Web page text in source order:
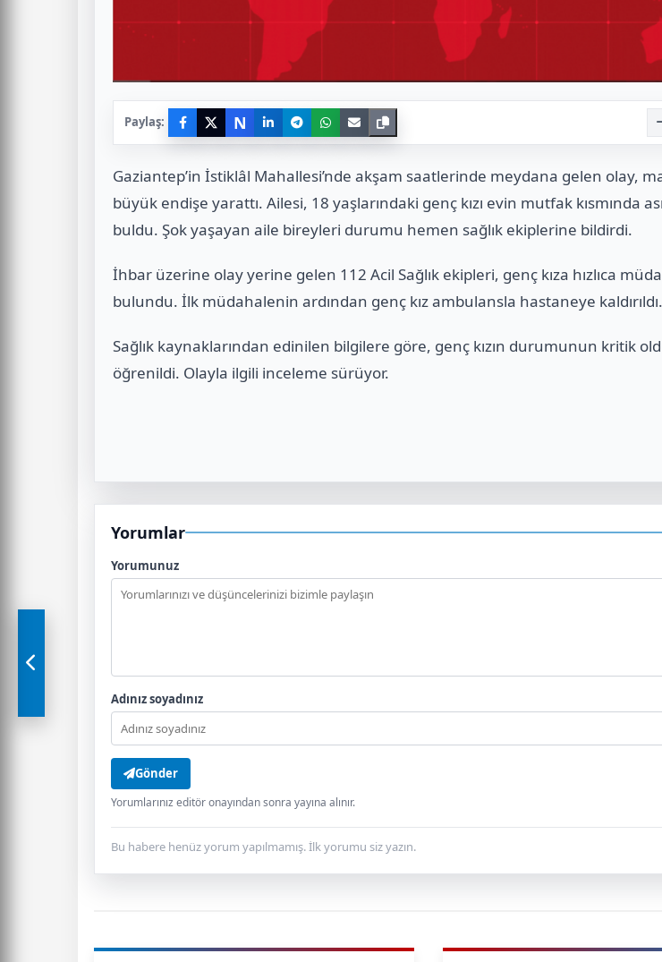
Paylaş: N
Gaziantep’in İstiklâl Mahallesi’nde akşam saatlerinde meydana gelen olay,
büyük endişe yarattı. Ailesi, 18 yaşlarındaki genç kızı evin mutfak kısmında
buldu. Şok yaşayan aile bireyleri durumu hemen sağlık ekiplerine bildirdi.
İhbar üzerine olay yerine gelen 112 Acil Sağlık ekipleri, genç kıza hızlıca
bulundu. İlk müdahalenin ardından genç kız ambulansla hastaneye kaldırıldı.
Sağlık kaynaklarından edinilen bilgilere göre, genç kızın durumunun kritik
öğrenildi. Olayla ilgili inceleme sürüyor.
Yorumlar
Yorumunuz
Adınız soyadınız
Gönder
Yorumlarınız editör onayından sonra yayına alınır.
Bu habere henüz yorum yapılmamış. İlk yorumu siz yazın.